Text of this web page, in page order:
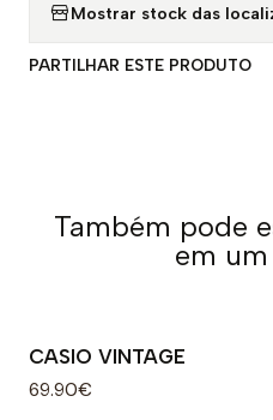
Mostrar stock das
PARTILHAR ESTE PRODUTO
Também pode
em
CASIO VINTAGE
69.90€